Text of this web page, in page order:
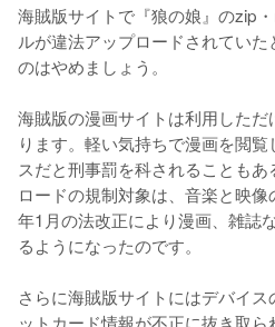
海賊版サイトで『狼の娘』のzip
ルが違法アップロードされてい
のはやめましょう。
海賊版の漫画サイトは利用した
ります。軽い気持ちで漫画を閲
スだと刑事罰を科されることも
ロードの規制対象は、音楽と映
年1月の法改正により漫画、雑誌
るようになったのです。
さらに海賊版サイトにはデバイ
ットカード情報が不正に抜き取